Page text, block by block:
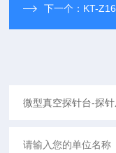
下一个： KT-